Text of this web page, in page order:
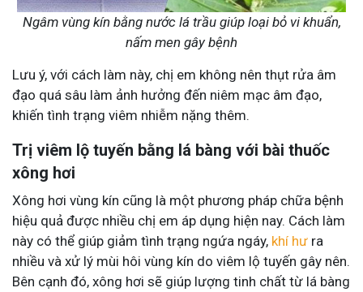
Ngâm vùng kín bằng nước lá trầu giúp loại bỏ vi khuẩn,
nấm men gây bệnh
Lưu ý, với cách làm này, chị em không nên thụt rửa âm
đạo quá sâu làm ảnh hưởng đến niêm mạc âm đạo,
khiến tình trạng viêm nhiễm nặng thêm.
Trị viêm lộ tuyến bằng lá bàng với bài thuốc
xông hơi
Xông hơi vùng kín cũng là một phương pháp chữa bệnh
hiệu quả được nhiều chị em áp dụng hiện nay. Cách làm
này có thể giúp giảm tình trạng ngứa ngáy, khí hư ra
nhiều và xử lý mùi hôi vùng kín do viêm lộ tuyến gây nên.
Bên cạnh đó, xông hơi sẽ giúp lượng tinh chất từ lá bàng